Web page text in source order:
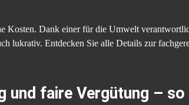
Kosten. Dank einer für die Umwelt
lukrativ. Entdecken Sie alle Details zur
und faire Vergütung – so